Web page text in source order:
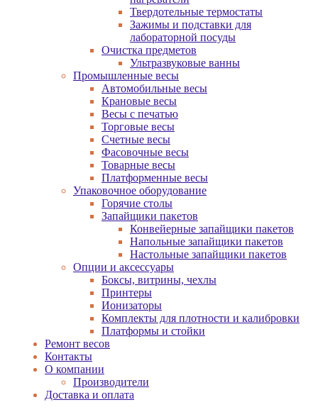
Твердотельные термостаты
Зажимы и подставки для
лабораторной посуды
Очистка предметов
Ультразвуковые ванны
Промышленные весы
Автомобильные весы
Крановые весы
Весы с печатью
Торговые весы
Счетные весы
Фасовочные весы
Товарные весы
Платформенные весы
Упаковочное оборудование
Горячие столы
Запайщики пакетов
Конвейерные запайщики пакетов
Напольные запайщики пакетов
Настольные запайщики пакетов
Опции и аксессуары
Боксы, витрины, чехлы
Принтеры
Ионизаторы
Комплекты для плотности и калибровки
Платформы и стойки
Ремонт весов
Контакты
О компании
Производители
Доставка и оплата